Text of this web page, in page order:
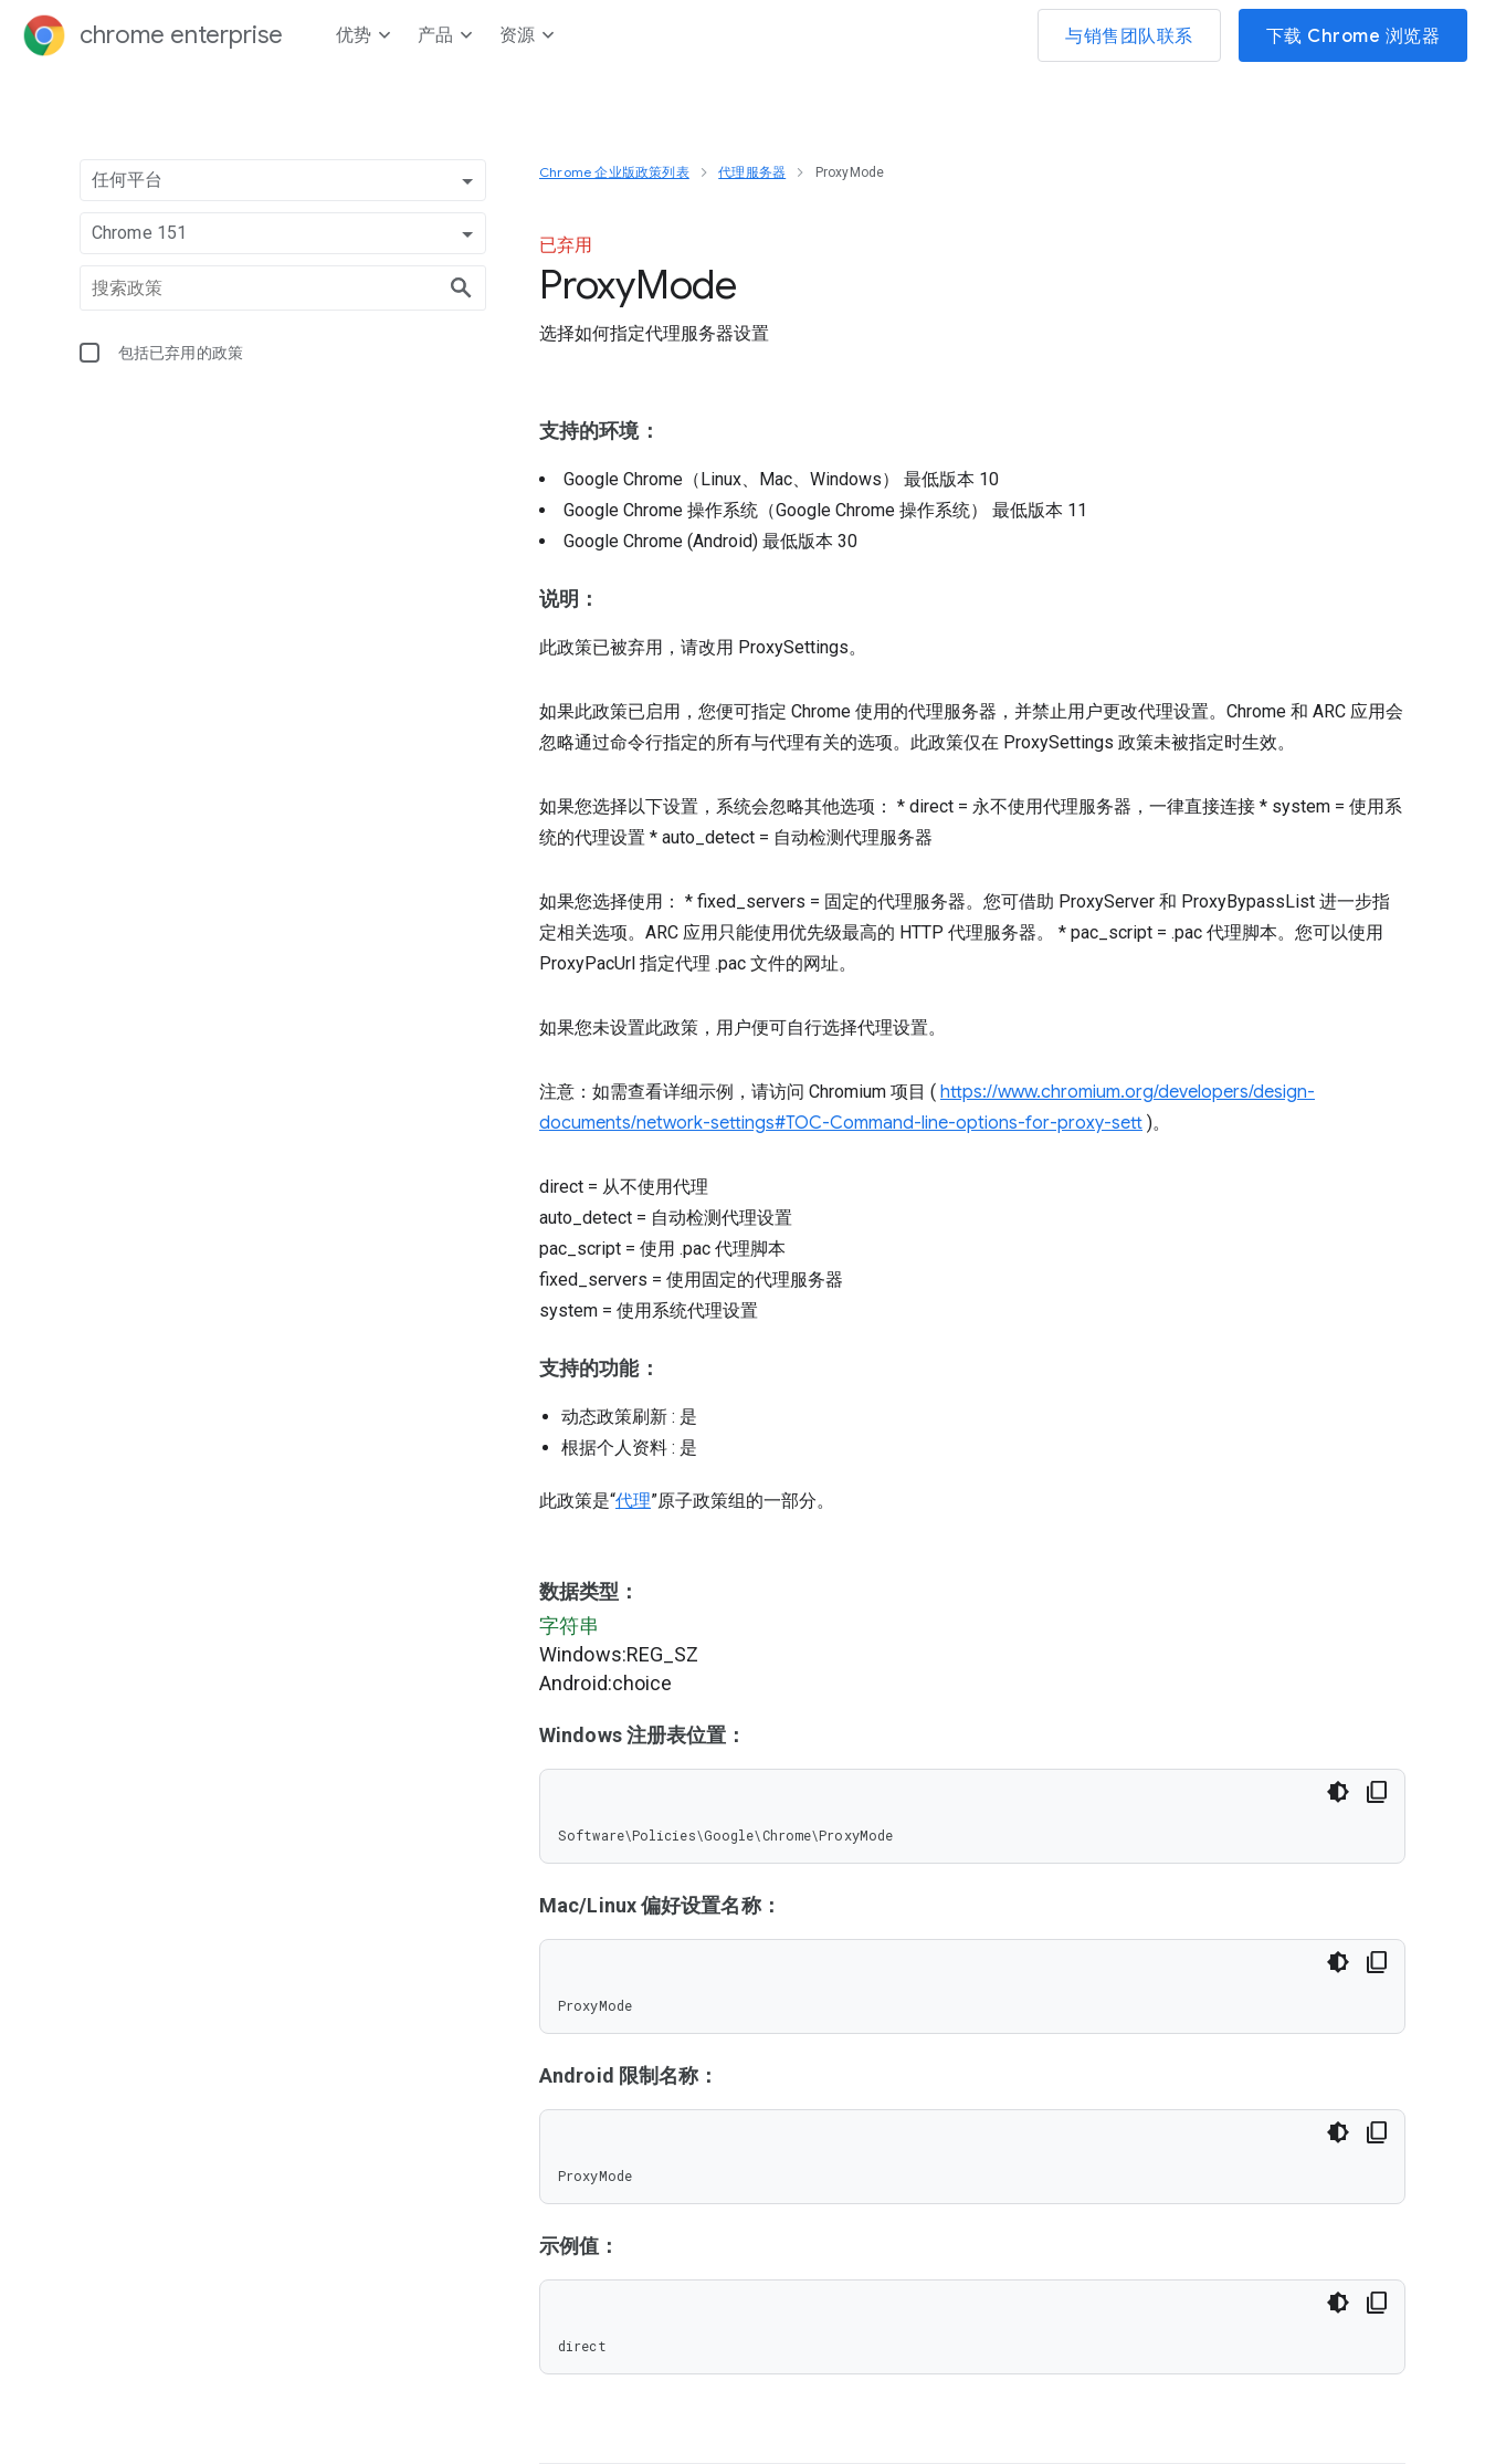
chrome enterprise 优势 产品 资源 与销售团队联系 下载 Chrome 浏览器
任何平台
Chrome 151
包括已弃用的政策
Chrome 企业版政策列表 代理服务器 ProxyMode
已弃用
ProxyMode
选择如何指定代理服务器设置
支持的环境：
Google Chrome（Linux、Mac、Windows） 最低版本 10
Google Chrome 操作系统（Google Chrome 操作系统） 最低版本 11
Google Chrome (Android) 最低版本 30
说明：
此政策已被弃用，请改用 ProxySettings。
如果此政策已启用，您便可指定 Chrome 使用的代理服务器，并禁止用户更改代理设置。Chrome 和 ARC 应用会
忽略通过命令行指定的所有与代理有关的选项。此政策仅在 ProxySettings 政策未被指定时生效。
如果您选择以下设置，系统会忽略其他选项： * direct = 永不使用代理服务器，一律直接连接 * system = 使用系
统的代理设置 * auto_detect = 自动检测代理服务器
如果您选择使用： * fixed_servers = 固定的代理服务器。您可借助 ProxyServer 和 ProxyBypassList 进一步指
定相关选项。ARC 应用只能使用优先级最高的 HTTP 代理服务器。 * pac_script = .pac 代理脚本。您可以使用
ProxyPacUrl 指定代理 .pac 文件的网址。
如果您未设置此政策，用户便可自行选择代理设置。
注意：如需查看详细示例，请访问 Chromium 项目 ( https://www.chromium.org/developers/design-
documents/network-settings#TOC-Command-line-options-for-proxy-sett )。
direct = 从不使用代理
auto_detect = 自动检测代理设置
pac_script = 使用 .pac 代理脚本
fixed_servers = 使用固定的代理服务器
system = 使用系统代理设置
支持的功能：
动态政策刷新 : 是
根据个人资料 : 是
此政策是“代理”原子政策组的一部分。
数据类型：
字符串
Windows:REG_SZ
Android:choice
Windows 注册表位置：
Software\Policies\Google\Chrome\ProxyMode
Mac/Linux 偏好设置名称：
ProxyMode
Android 限制名称：
ProxyMode
示例值：
direct